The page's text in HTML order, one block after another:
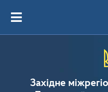
Західне